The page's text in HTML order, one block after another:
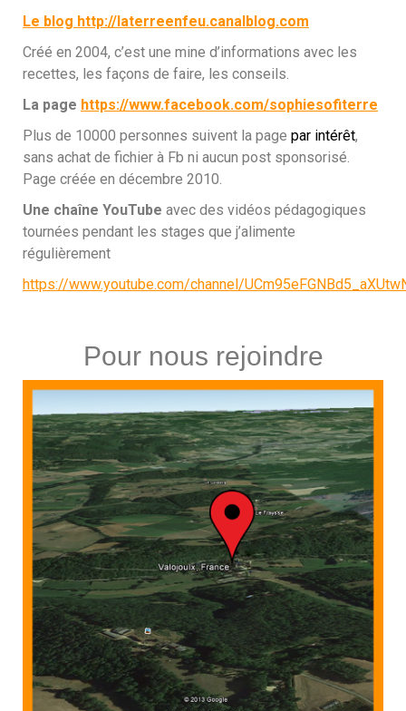
Le blog http://laterreenfeu.canalblog.com
Créé en 2004, c’est une mine d’informations avec les
recettes, les façons de faire, les conseils.
La page https://www.facebook.com/sophiesofiterre
Plus de 10000 personnes suivent la page par intérêt,
sans achat de fichier à Fb ni aucun post sponsorisé.
Page créée en décembre 2010.
Une chaîne YouTube avec des vidéos pédagogiques
tournées pendant les stages que j’alimente
régulièrement
https://www.youtube.com/channel/
Pour nous rejoindre